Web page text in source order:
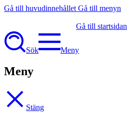
Gå till huvudinnehållet Gå till menyn
Gå till startsidan
Sök Meny
Meny
Stäng